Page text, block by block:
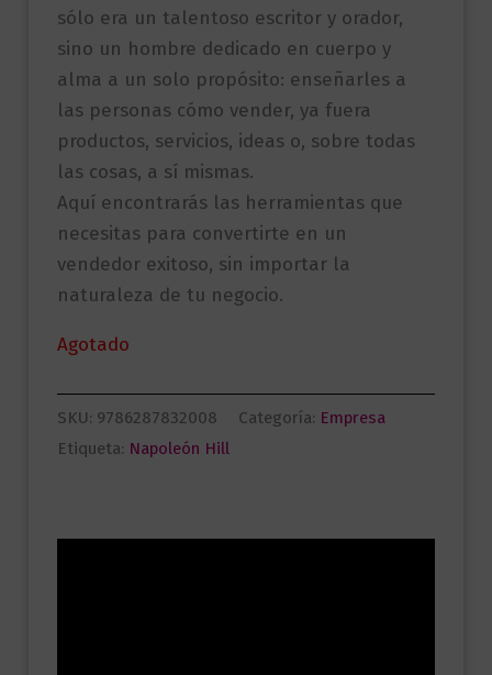
sólo era un talentoso escritor y orador,
sino un hombre dedicado en cuerpo y
alma a un solo propósito: enseñarles a
las personas cómo vender, ya fuera
productos, servicios, ideas o, sobre todas
las cosas, a sí mismas.
Aquí encontrarás las herramientas que
necesitas para convertirte en un
vendedor exitoso, sin importar la
naturaleza de tu negocio.
Agotado
SKU: 9786287832008 Categoría: Empresa
Etiqueta: Napoleón Hill